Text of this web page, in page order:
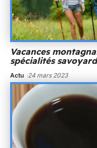
Vacances
spécialités
Actu 24 mars 2023